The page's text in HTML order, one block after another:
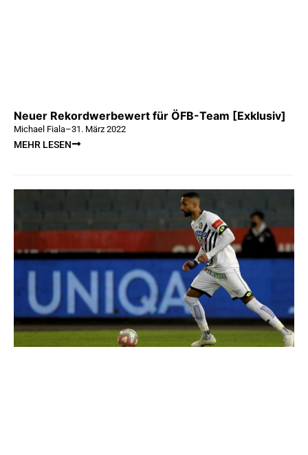
Neuer Rekordwerbewert für ÖFB-Team [Exklusiv]
Michael Fiala–31. März 2022
MEHR LESEN